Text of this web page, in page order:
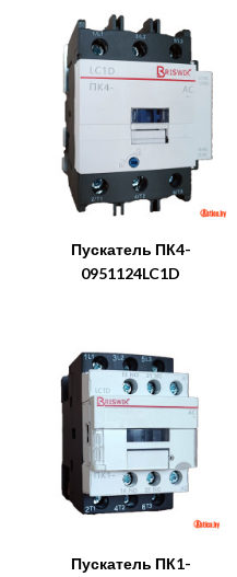
Пускатель ПК4-
0951124LC1D
Пускатель ПК1-